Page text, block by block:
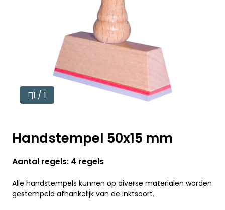
1 / 1
Handstempel 50x15 mm
Aantal regels: 4 regels
Alle handstempels kunnen op diverse materialen worden
gestempeld afhankelijk van de inktsoort.